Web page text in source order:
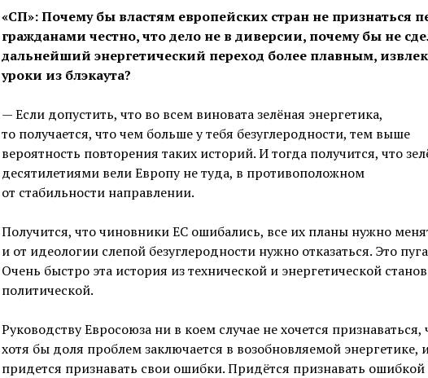
«СП»: Почему бы властям европейских стран не признаться
гражданами честно, что дело не в диверсии, почему бы не
дальнейший энергетический переход более плавным,
уроки из блэкаута?
— Если допустить, что во всем виновата зелёная энергетика,
то получается, что чем больше у тебя безуглеродности, тем выше
вероятность повторения таких историй. И тогда получится, что
десятилетиями вели Европу не туда, в противоположном
от стабильности направлении.
Получится, что чиновники ЕС ошибались, все их планы нужно
и от идеологии слепой безуглеродности нужно отказаться. Это
Очень быстро эта история из технической и энергетической
политической.
Руководству Евросоюза ни в коем случае не хочется признаваться,
хотя бы доля проблем заключается в возобновляемой энергетике,
придется признавать свои ошибки. Придётся признавать ошибкой